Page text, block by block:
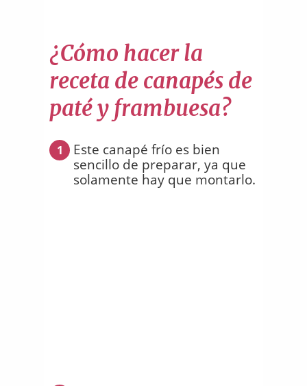
¿Cómo hacer la
receta de canapés de
paté y frambuesa?
1
Este canapé frío es bien
sencillo de preparar, ya que
solamente hay que montarlo.